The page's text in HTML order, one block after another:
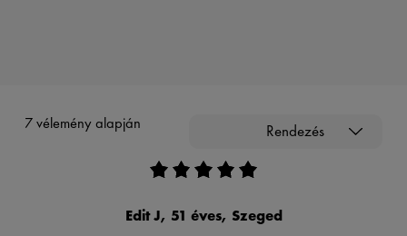
7 vélemény alapján Rendezés
Edit J, 51 éves, Szeged